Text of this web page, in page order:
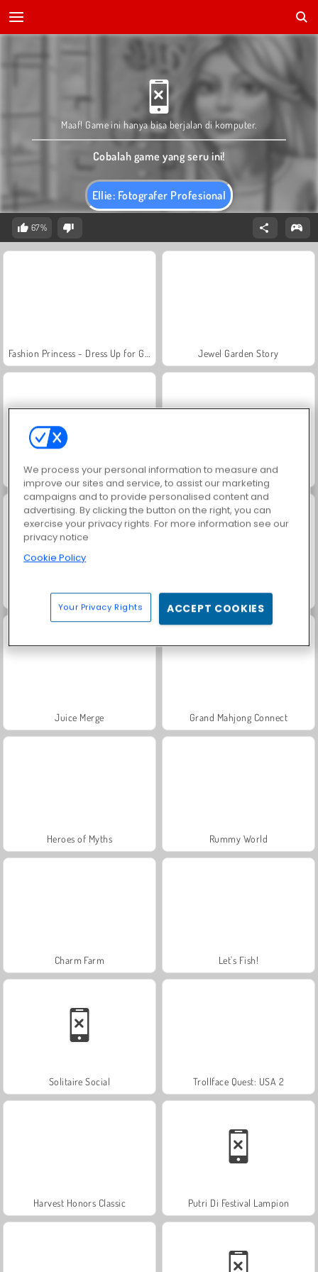
Ellie: Fotografer Profesional
Maaf! Game ini hanya bisa berjalan di komputer.
Cobalah game yang seru ini!
67%
Jewel Garden Story
Farm Merge Valley Masha and the Bear: Meadows
Royal Story Scala 40
Juice Merge Grand Mahjong Connect
Heroes of Myths Rummy World
Charm Farm Let's Fish!
Solitaire Social Trollface Quest: USA 2
Harvest Honors Classic Putri Di Festival Lampion
We process your personal information to measure and
improve our sites and service, to assist our marketing
campaigns and to provide personalised content and
advertising. By clicking the button on the right, you can
exercise your privacy rights. For more information see our
privacy notice
Cookie Policy
Your Privacy Rights ACCEPT COOKIES